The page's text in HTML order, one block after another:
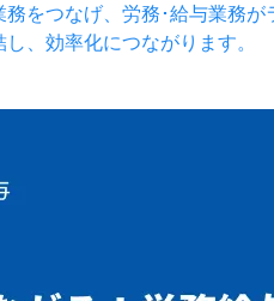
をつなげ、労務･給与業務
、効率化につながります。